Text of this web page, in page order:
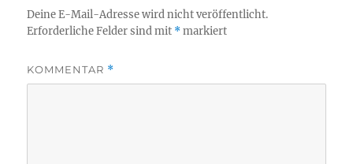
Deine E-Mail-Adresse wird nicht veröffentlicht.
Erforderliche Felder sind mit *markiert
KOMMENTAR *